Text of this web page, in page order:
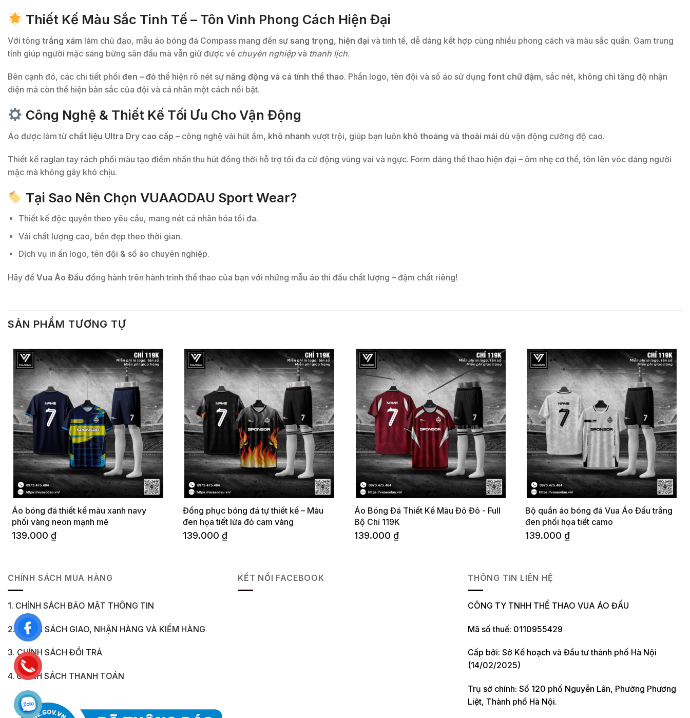
Thiết Kế Màu Sắc Tinh Tế – Tôn Vinh Phong Cách Hiện Đại
Với tông trắng xám làm chủ đạo, mẫu áo bóng đá Compass mang đến sự sang trọng, hiện đại và tinh tế, dễ dàng kết hợp cùng nhiều phong cách và màu sắc quần. Gam trung
tính giúp người mặc sáng bừng sân đấu mà vẫn giữ được vẻ chuyên nghiệpvà thanh lịch.
Bên cạnh đó, các chi tiết phối đen – đỏ thể hiện rõ nét sự năng động và cá tính thể thao. Phần logo, tên đội và số áo sử dụng font chữ đậm, sắc nét, không chỉ tăng độ nhận
diện mà còn thể hiện bản sắc của đội và cá nhân một cách nổi bật.
Công Nghệ & Thiết Kế Tối Ưu Cho Vận Động
Áo được làm từ chất liệu Ultra Dry cao cấp – công nghệ vải hút ẩm, khô nhanh vượt trội, giúp bạn luôn khô thoáng và thoải mái dù vận động cường độ cao.
Thiết kế raglan tay rách phối màu tạo điểm nhấn thu hút đồng thời hỗ trợ tối đa cử động vùng vai và ngực. Form dáng thể thao hiện đại – ôm nhẹ cơ thể, tôn lên vóc dáng người
mặc mà không gây khó chịu.
Tại Sao Nên Chọn VUAAODAU Sport Wear?
Thiết kế độc quyền theo yêu cầu, mang nét cá nhân hóa tối đa.
Vải chất lượng cao, bền đẹp theo thời gian.
Dịch vụ in ấn logo, tên đội & số áo chuyên nghiệp.
Hãy để Vua Áo Đấu đồng hành trên hành trình thể thao của bạn với những mẫu áo thi đấu chất lượng – đậm chất riêng!
SẢN PHẨM TƯƠNG TỰ
Áo bóng đá thiết kế màu xanh navy
phối vàng neon mạnh mẽ
139.000 ₫
Đồng phục bóng đá tự thiết kế – Màu
đen họa tiết lửa đỏ cam vàng
139.000₫
Áo Bóng Đá Thiết Kế Màu Đỏ Đô - Full
Bộ Chỉ 119K
139.000 ₫
Bộ quần áo bóng đá Vua Áo Đấu trắng
đen phối họa tiết camo
139.000₫
CHÍNH SÁCH MUA HÀNG
1. CHÍNH SÁCH BẢO MẬT THÔNG TIN
2. CHÍNH SÁCH GIAO, NHẬN HÀNG VÀ KIỂM HÀNG
3. CHÍNH SÁCH ĐỔI TRẢ
4. CHÍNH SÁCH THANH TOÁN
KẾT NỐI FACEBOOK THÔNG TIN LIÊN HỆ
CÔNG TY TNHH THỂ THAO VUA ÁO ĐẤU
Mã số thuế: 0110955429
Cấp bởi: Sở Kế hoạch và Đầu tư thành phố Hà Nội
(14/02/2025)
Trụ sở chính: Số 120 phố Nguyễn Lân, Phường Phương
Liệt, Thành phố Hà Nội.